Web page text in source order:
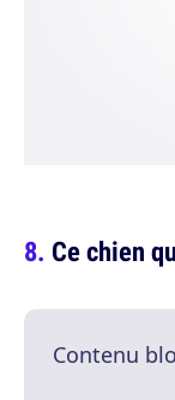
Ce chien
Contenu